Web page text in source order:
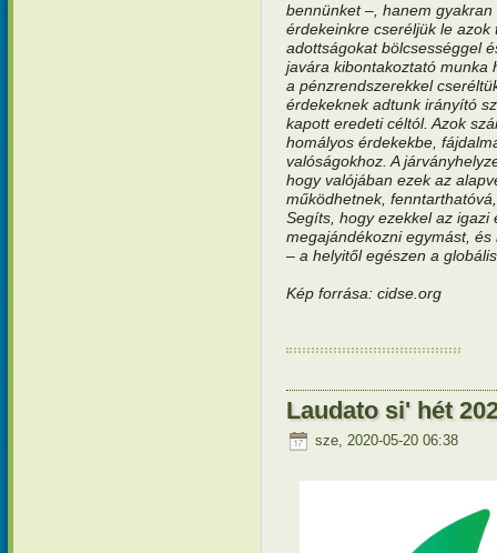
bennünket –, hanem
érdekeinkre cseréljük le
adottságokat bölcsességgel
javára kibontakoztató munka
a pénzrendszerekkel
érdekeknek adtunk irányító
kapott eredeti céltól. Azok
homályos érdekekbe,
valóságokhoz. A
hogy valójában ezek az
működhetnek,
Segíts, hogy ezekkel az igazi
megajándékozni egymást,
– a helyitől egészen a
Kép forrása: cidse.org
Laudato si' hét
sze, 2020-05-20 06:38